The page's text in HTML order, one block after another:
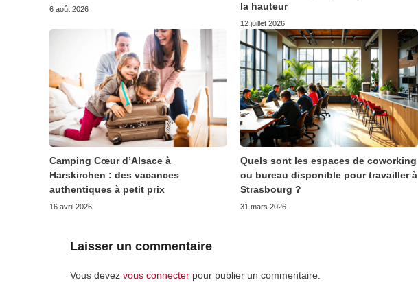
6 août 2026
la hauteur
12 juillet 2026
Camping Cœur d’Alsace à
Harskirchen : des vacances
authentiques à petit prix
16 avril 2026
Quels sont les espaces de coworking
ou bureau disponible pour travailler à
Strasbourg ?
31 mars 2026
Laisser un commentaire
Vous devez vous connecter pour publier un commentaire.